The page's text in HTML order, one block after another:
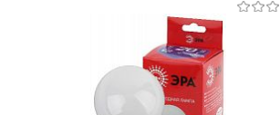
В корзину